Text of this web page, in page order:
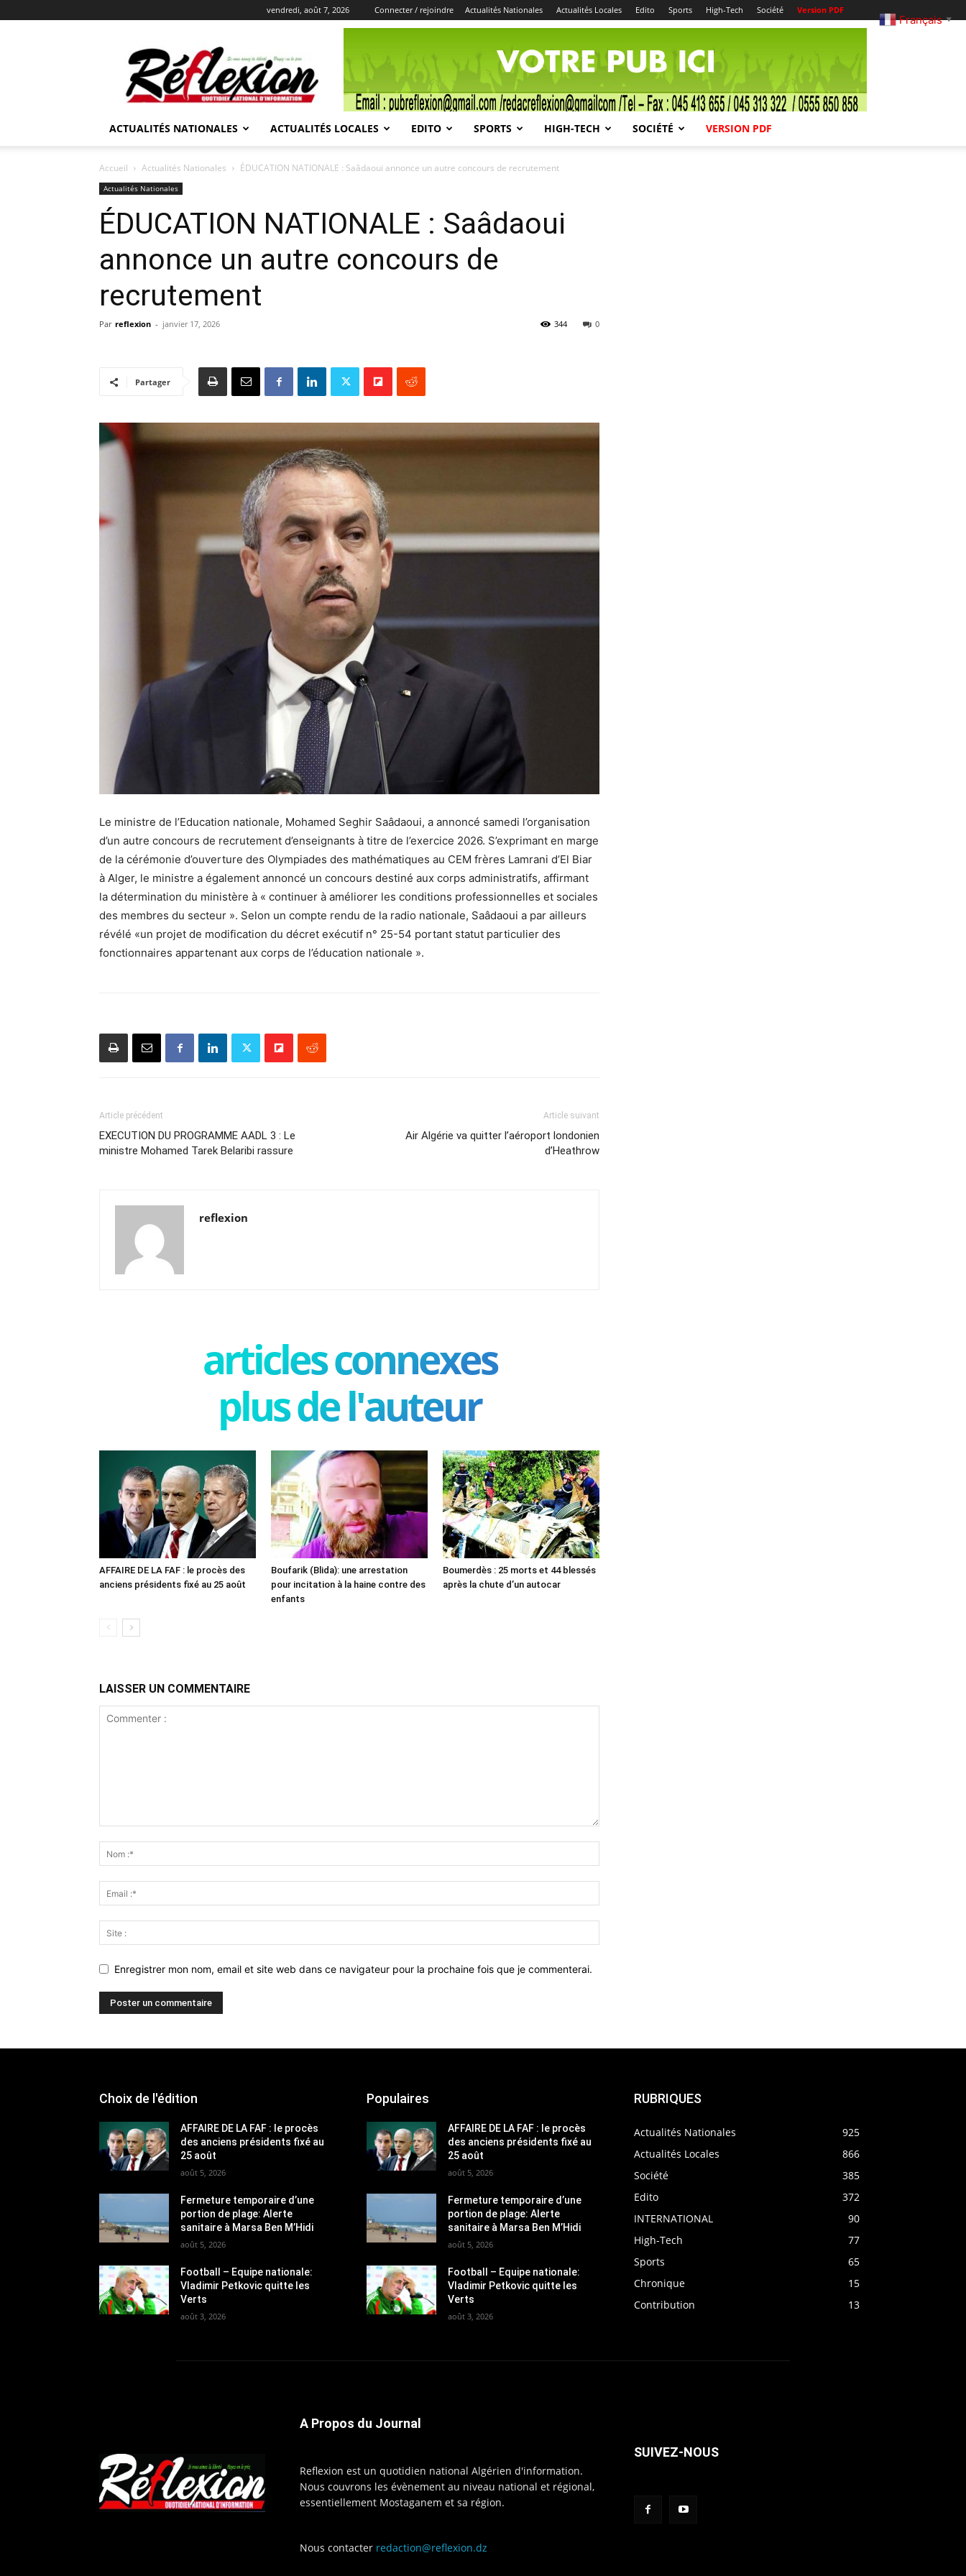
vendredi, août 7, 2026 Connecter / rejoindre Actualités Nationales Actualités Locales Edito Sports High-Tech Société Version PDF
REFLEXION
ACTUALITÉS NATIONALES ACTUALITÉS LOCALES EDITO SPORTS HIGH-TECH SOCIÉTÉ VERSION PDF
Accueil Actualités Nationales ÉDUCATION NATIONALE : Saâdaoui annonce un autre concours de recrutement
Actualités Nationales
ÉDUCATION NATIONALE : Saâdaoui
annonce un autre concours de
recrutement
Par reflexion - janvier 17, 2026 0
344
Partager
Le ministre de l’Education nationale, Mohamed Seghir Saâdaoui, a annoncé samedi l’organisation
d’un autre concours de recrutement d’enseignants à titre de l’exercice 2026. S’exprimant en marge
de la cérémonie d’ouverture des Olympiades des mathématiques au CEM frères Lamrani d’El Biar
à Alger, le ministre a également annoncé un concours destiné aux corps administratifs, affirmant
la détermination du ministère à « continuer à améliorer les conditions professionnelles et sociales
des membres du secteur ». Selon un compte rendu de la radio nationale, Saâdaoui a par ailleurs
révélé «un projet de modification du décret exécutif n° 25-54 portant statut particulier des
fonctionnaires appartenant aux corps de l’éducation nationale ».
Article précédent
EXECUTION DU PROGRAMME AADL 3 : Le
ministre Mohamed Tarek Belaribi rassure
Article suivant
Air Algérie va quitter l’aéroport londonien
d’Heathrow
reflexion
articles connexes
plus de l'auteur
AFFAIRE DE LA FAF : le procès des
anciens présidents fixé au 25 août
Boufarik (Blida): une arrestation
pour incitation à la haine contre des
enfants
Boumerdès : 25 morts et 44 blessés
après la chute d’un autocar
LAISSER UN COMMENTAIRE
Enregistrer mon nom, email et site web dans ce navigateur pour la prochaine fois que je commenterai.
Choix de l'édition
AFFAIRE DE LA FAF : le procès
des anciens présidents fixé au
25 août
août 5, 2026
Fermeture temporaire d’une
portion de plage: Alerte
sanitaire à Marsa Ben M’Hidi
août 5, 2026
Football – Equipe nationale:
Vladimir Petkovic quitte les
Verts
août 3, 2026
Populaires
AFFAIRE DE LA FAF : le procès
des anciens présidents fixé au
25 août
août 5, 2026
Fermeture temporaire d’une
portion de plage: Alerte
sanitaire à Marsa Ben M’Hidi
août 5, 2026
Football – Equipe nationale:
Vladimir Petkovic quitte les
Verts
août 3, 2026
RUBRIQUES
Actualités Nationales
925
Actualités Locales
866
Société
385
Edito
372
INTERNATIONAL
90
High-Tech
77
Sports
65
Chronique
15
Contribution
13
A Propos du Journal
Reflexion est un quotidien national Algérien d'information.
Nous couvrons les évènement au niveau national et régional,
essentiellement Mostaganem et sa région.
Nous contacter redaction@reflexion.dz
SUIVEZ-NOUS
Français ▼